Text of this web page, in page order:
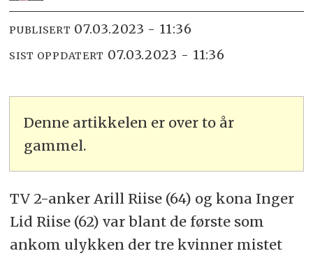
PUBLISERT 07.03.2023 - 11:36
SIST OPPDATERT 07.03.2023 - 11:36
Denne artikkelen er over to år
gammel.
TV 2-anker Arill Riise (64) og kona Inger
Lid Riise (62) var blant de første som
ankom ulykken der tre kvinner mistet